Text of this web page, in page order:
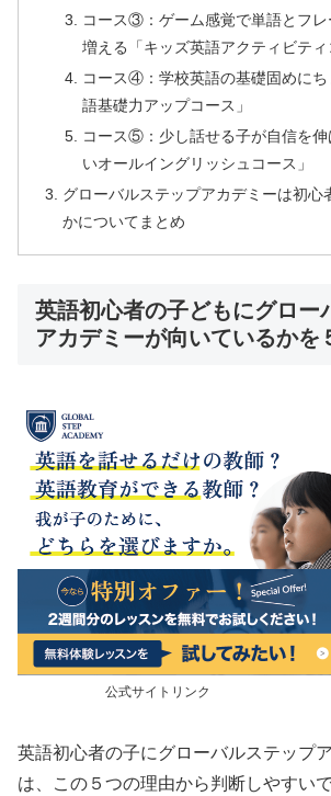
コース③：ゲーム感覚で単語とフレ
増える「キッズ英語アクティビティ
コース④：学校英語の基礎固めに
語基礎力アップコース」
コース⑤：少し話せる子が自信を伸
いオールイングリッシュコース」
グローバルステップアカデミーは初心
かについてまとめ
英語初心者の子どもにグロー
アカデミーが向いているかを
公式サイトリンク
英語初心者の子にグローバルステップ
は、この５つの理由から判断しやすいで